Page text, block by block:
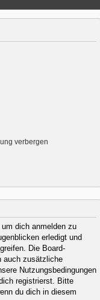
verbergen
dich anmelden zu
erledigt und
Die Board-
auch zusätzliche
Nutzungsbedingungen
registrierst. Bitte
du dich in diesem